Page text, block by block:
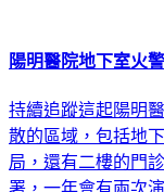
陽明醫院地下室火
持續追蹤這起陽明
散的區域，包括地
局，還有二樓的門
署，一年會有兩次